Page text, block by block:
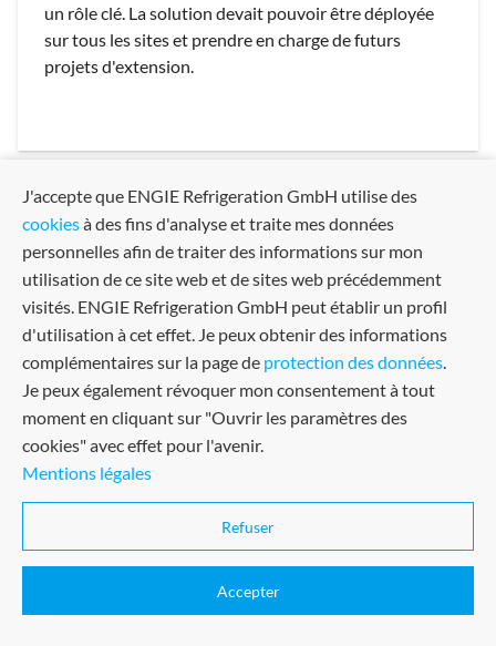
un rôle clé. La solution devait pouvoir être déployée
sur tous les sites et prendre en charge de futurs
projets d'extension.
arrow_back
Conditions générales de vente
domaines
J'accepte que ENGIE Refrigeration GmbH utilise des
cookiesà des fins d'analyse et traite mes données
personnelles afin de traiter des informations sur mon
utilisation de ce site web et de sites web précédemment
visités. ENGIE Refrigeration GmbH peut établir un profil
d'utilisation à cet effet. Je peux obtenir des informations
complémentaires sur la page de protection des données.
Je peux également révoquer mon consentement à tout
moment en cliquant sur "Ouvrir les paramètres des
cookies" avec effet pour l'avenir.
Mentions légales
Refuser
Accepter